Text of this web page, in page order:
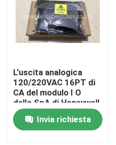
L'uscita analogica
120/220VAC 16PT di
CA del modulo I O
dello SpA di Honeywell
TK-ODK161 HA
RICOPERTOInvia richiesta